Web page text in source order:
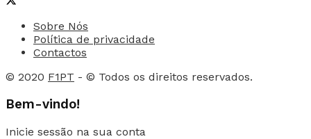
Sobre Nós
Política de privacidade
Contactos
© 2020 F1PT - © Todos os direitos reservados.
Bem-vindo!
Inicie sessão na sua conta